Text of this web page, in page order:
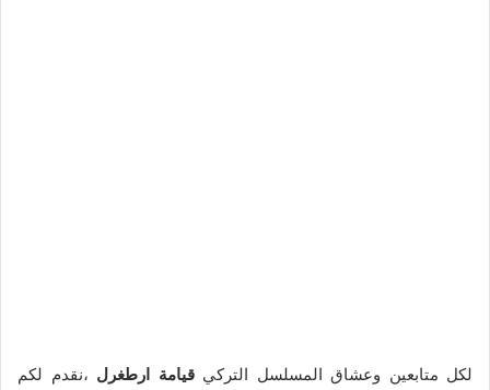
لكل متابعين وعشاق المسلسل التركيقيامة ارطغرل ،نقدم لكم